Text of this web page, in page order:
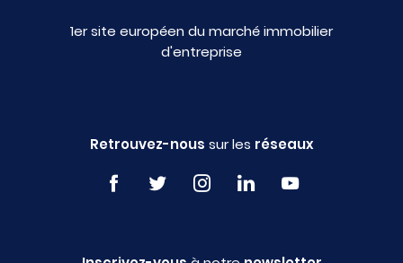
1er site européen du marché immobilier
d'entreprise
Retrouvez-nous sur les réseaux